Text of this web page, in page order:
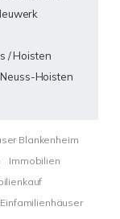
/ Hoisten
Neuss-Hoisten
Blankenheim
Immobilien
Einfamilienhäuser